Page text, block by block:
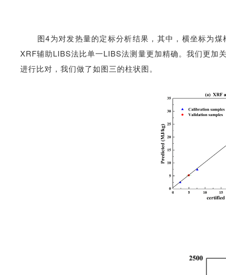
图4为对发热量的定标分析结果，其中，横坐标为
XRF辅助LIBS法比单一LIBS法测量更加精确。我们更加
进行比对，我们做了如图三的柱状图。